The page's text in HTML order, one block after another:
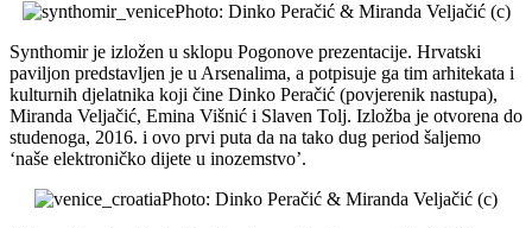
Photo: Dinko Peračić & Miranda Veljačić (c)
Synthomir je izložen u sklopu Pogonove prezentacije. Hrvatski
paviljon predstavljen je u Arsenalima, a potpisuje ga tim arhitekata i
kulturnih djelatnika koji čine Dinko Peračić (povjerenik nastupa),
Miranda Veljačić, Emina Višnić i Slaven Tolj. Izložba je otvorena do
studenoga, 2016. i ovo prvi puta da na tako dug period šaljemo
‘naše elektroničko dijete u inozemstvo’.
Photo: Dinko Peračić & Miranda Veljačić (c)